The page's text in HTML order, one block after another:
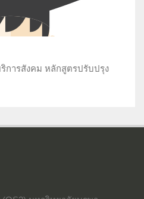
การสังคม หลักสูตรปรับปรุง